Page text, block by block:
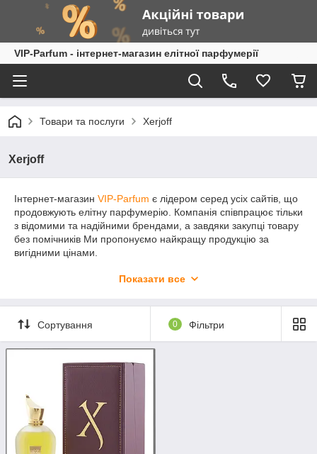
VIP-Parfum - інтернет-магазин елітної парфумерії
Товари та послуги Xerjoff
Xerjoff
Інтернет-магазин VIP-Parfum є лідером серед усіх сайтів, що
продовжують елітну парфумерію. Компанія співпрацює тільки
з відомими та надійними брендами, а завдяки закупці товару
без помічників Ми пропонуємо найкращу продукцію за
вигідними цінами.
для жінки, так і для чоловіка будь-якого віку. Гарні парфуми
дорогих жіночих парфумів Xerjoff послугує візитною карткою
впевненою в собі жінкою, змушуючи чоловіків обертатися
вслід загадковій незнайомці. Шлейф дорогих чоловічих
парфумів Xerjoff послугує візитною карткою впевненого в собі
чоловіка, змушуючи дівчат і всіх перехожих повз людей
обертатися вслід загадкового незнайомця. Вибрати
оригінальний аромат парфумованої води або туалетної води
серед широкого асортименту брендів
Gabbana
Hugo Boss Versace
інших, а також купити жіночу та чоловічу парфумерію за
Показати все
Сортування 0 Фільтри